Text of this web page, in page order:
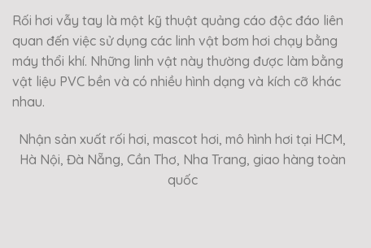
Rối hơi vẫy tay là một kỹ thuật quảng cáo độc đáo liên
quan đến việc sử dụng các linh vật bơm hơi chạy bằng
máy thổi khí. Những linh vật này thường được làm bằng
vật liệu PVC bền và có nhiều hình dạng và kích cỡ khác
nhau.
Nhận sản xuất rối hơi, mascot hơi, mô hình hơi tại HCM,
Hà Nội, Đà Nẵng, Cần Thơ, Nha Trang, giao hàng toàn
quốc